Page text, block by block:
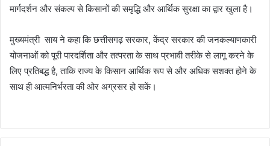
मार्गदर्शन और संकल्प से किसानों की समृद्धि और आर्थिक सुरक्षा का द्वार खुला है।
मुख्यमंत्री साय ने कहा कि छत्तीसगढ़ सरकार, केंद्र सरकार की जनकल्याणकारी
योजनाओं को पूरी पारदर्शिता और तत्परता के साथ प्रभावी तरीके से लागू करने के
लिए प्रतिबद्ध है, ताकि राज्य के किसान आर्थिक रूप से और अधिक सशक्त होने के
साथ ही आत्मनिर्भरता की ओर अग्रसर हो सकें।